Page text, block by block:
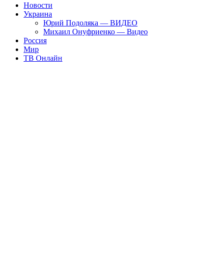
Новости
Украина
Юрий Подоляка — ВИДЕО
Михаил Онуфриенко — Видео
Россия
Мир
ТВ Онлайн